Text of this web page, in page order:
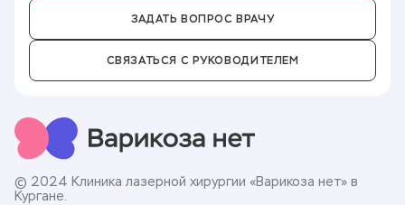
ЗАДАТЬ ВОПРОС ВРАЧУ
СВЯЗАТЬСЯ С РУКОВОДИТЕЛЕМ
© 2024 Клиника лазерной хирургии «Варикоза нет» в
Кургане.